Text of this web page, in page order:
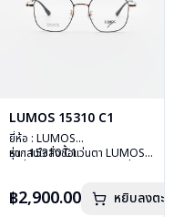
า
LUMOS 15310 C1
ยี่ห้อ : LUMOS
รุ่น : 15310 C1
บานพับ : ไม่มีสปริง
หากสนใจสั่งชื้อแว่นตา LUMOS
฿2,900.00 หยิบลงตะกร้า